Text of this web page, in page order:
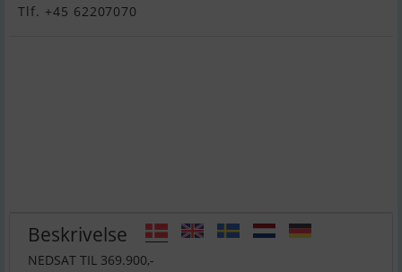
Tlf. +45 62207070
Beskrivelse
NEDSAT TIL 369.900,-